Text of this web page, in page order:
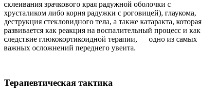
склеивания зрачкового края радужной оболочки с
хрусталиком либо корня радужки с роговицей), глаукома,
деструкция стекловидного тела, а также катаракта, которая
развивается как реакция на воспалительный процесс и как
следствие глюкокортикоидной терапии, — одно из самых
важных осложнений переднего увеита.
Терапевтическая тактика